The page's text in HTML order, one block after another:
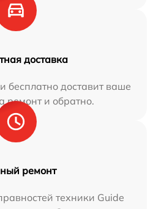
доставка
бесплатно доставит ваше
ремонт и обратно.
ремонт
техники Guide